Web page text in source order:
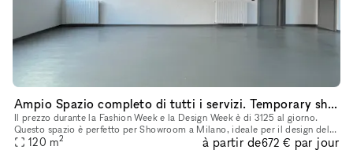
Ampio Spazio completo di tutti i servizi. Temporary showroom / Yoga / Exibition / Shooting fotografici. Disponibile per Fuori Salone - Fashion week
Il prezzo durante la Fashion Week e la Design Week è di 3125 al giorno.
Questo spazio è perfetto per Showroom a Milano, ideale per il design della
moda, le installazioni d'arte e molto altro. Situato
120 m2 à partir de672 € par jour